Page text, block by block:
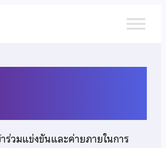
ร่วมแข่งขันและค่ายภายในการ